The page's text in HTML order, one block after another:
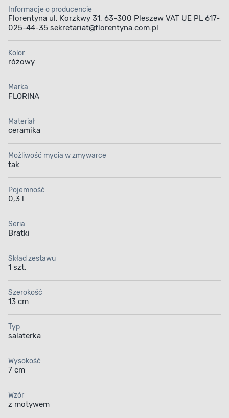
Informacje o producencie
Florentyna ul. Korzkwy 31, 63-300 Pleszew VAT UE PL 617-
025-44-35 sekretariat@florentyna.com.pl
Kolor
różowy
Marka
FLORINA
Materiał
ceramika
Możliwość mycia w zmywarce
tak
Pojemność
0,3 l
Seria
Bratki
Skład zestawu
1 szt.
Szerokość
13 cm
Typ
salaterka
Wysokość
7 cm
Wzór
z motywem